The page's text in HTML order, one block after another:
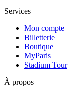
Services
Mon compte
Billetterie
Boutique
MyParis
Stadium Tour
À propos